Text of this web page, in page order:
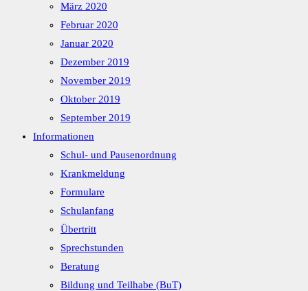
März 2020
Februar 2020
Januar 2020
Dezember 2019
November 2019
Oktober 2019
September 2019
Informationen
Schul- und Pausenordnung
Krankmeldung
Formulare
Schulanfang
Übertritt
Sprechstunden
Beratung
Bildung und Teilhabe (BuT)